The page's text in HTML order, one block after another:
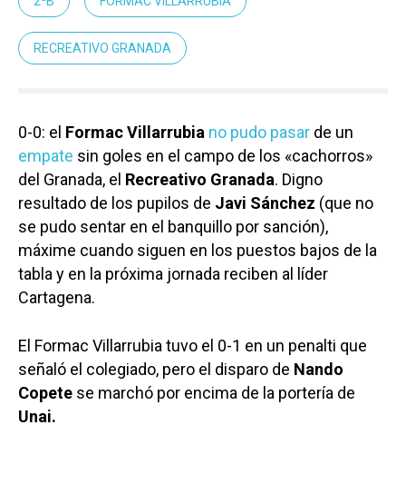
RECREATIVO GRANADA
0-0: el Formac Villarrubia no pudo pasar de un
empate sin goles en el campo de los «cachorros»
del Granada, el Recreativo Granada. Digno
resultado de los pupilos de Javi Sánchez (que no
se pudo sentar en el banquillo por sanción),
máxime cuando siguen en los puestos bajos de la
tabla y en la próxima jornada reciben al líder
Cartagena.
El Formac Villarrubia tuvo el 0-1 en un penalti que
señaló el colegiado, pero el disparo de Nando
Copete se marchó por encima de la portería de
Unai.